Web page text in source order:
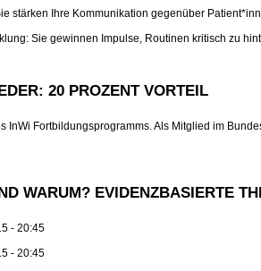
stärken Ihre Kommunikation gegenüber
Sie gewinnen Impulse, Routinen kritisch zu
20 PROZENT VORTEIL
InWi Fortbildungsprogramms. Als Mitglied im
WARUM? EVIDENZBASIERTE
- 20:45
- 20:45